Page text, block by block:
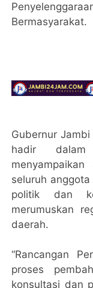
Bermasyarakat.
Gubernur
hadir
seluruh
politik dan
merumuskan
daerah.
“Rancangan
proses
konsultasi dan